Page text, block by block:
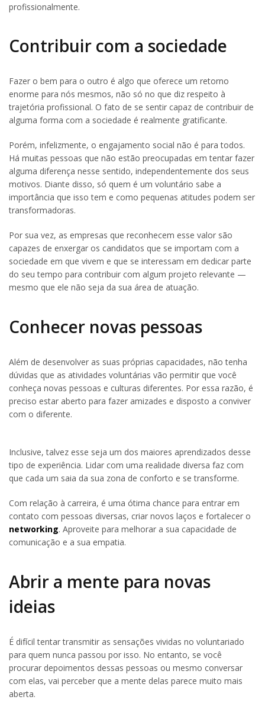
profissionalmente.
Contribuir com a sociedade
Fazer o bem para o outro é algo que oferece um retorno
enorme para nós mesmos, não só no que diz respeito à
trajetória profissional. O fato de se sentir capaz de contribuir de
alguma forma com a sociedade é realmente gratificante.
Porém, infelizmente, o engajamento social não é para todos.
Há muitas pessoas que não estão preocupadas em tentar fazer
alguma diferença nesse sentido, independentemente dos seus
motivos. Diante disso, só quem é um voluntário sabe a
importância que isso tem e como pequenas atitudes podem ser
transformadoras.
Por sua vez, as empresas que reconhecem esse valor são
capazes de enxergar os candidatos que se importam com a
sociedade em que vivem e que se interessam em dedicar parte
do seu tempo para contribuir com algum projeto relevante —
mesmo que ele não seja da sua área de atuação.
Conhecer novas pessoas
Além de desenvolver as suas próprias capacidades, não tenha
dúvidas que as atividades voluntárias vão permitir que você
conheça novas pessoas e culturas diferentes. Por essa razão, é
preciso estar aberto para fazer amizades e disposto a conviver
com o diferente.
Inclusive, talvez esse seja um dos maiores aprendizados desse
tipo de experiência. Lidar com uma realidade diversa faz com
que cada um saia da sua zona de conforto e se transforme.
Com relação à carreira, é uma ótima chance para entrar em
contato com pessoas diversas, criar novos laços e fortalecer o
networking. Aproveite para melhorar a sua capacidade de
comunicação e a sua empatia.
Abrir a mente para novas
ideias
É difícil tentar transmitir as sensações vividas no voluntariado
para quem nunca passou por isso. No entanto, se você
procurar depoimentos dessas pessoas ou mesmo conversar
com elas, vai perceber que a mente delas parece muito mais
aberta.